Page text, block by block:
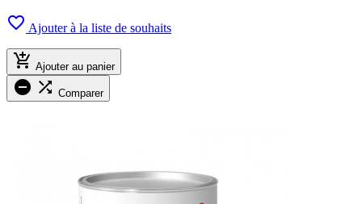
 Ajouter à la liste de souhaits
 Ajouter au panier
  Comparer